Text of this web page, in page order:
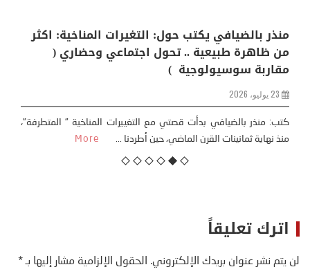
منذر بالضيافي يكتب حول: التغيرات المناخية: اكثر
من ظاهرة طبيعية .. تحول اجتماعي وحضاري (
مقاربة سوسيولوجية )
23 يوليو، 2026
كتب: منذر بالضيافي بدأت قصتي مع التغييرات المناخية ” المتطرفة”،
منذ نهاية ثمانينات القرن الماضي، حين أطردنا ...
More
اترك تعليقاً
لن يتم نشر عنوان بريدك الإلكتروني. الحقول الإلزامية مشار إليها بـ*